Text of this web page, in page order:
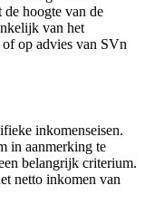
de hoogte van de
van het
op advies van SVn
inkomenseisen.
in aanmerking te
belangrijk criterium.
netto inkomen van